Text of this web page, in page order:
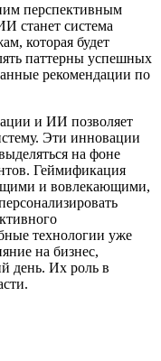
перспективным
станет система
которая будет
паттерны успешных
рекомендации по
и ИИ позволяет
Эти инновации
на фоне
Геймификация
и вовлекающими,
технологии уже
на бизнес,
день. Их роль в